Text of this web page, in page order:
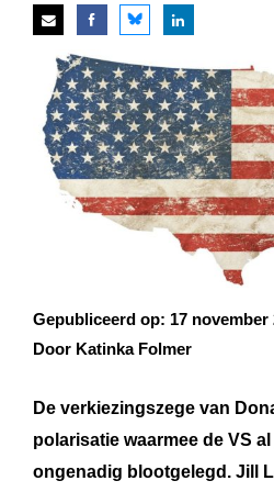
Gepubliceerd op: 17 november
Door Katinka Folmer
De verkiezingszege van
polarisatie waarmee de VS
ongenadig blootgelegd. Jill